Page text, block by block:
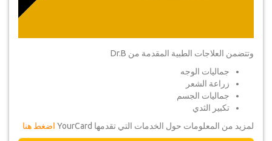
وتتضمن العلاجات الطبية المقدمة من Dr.B
جماليات الوجه
زراعة الشعر
جماليات الجسم
تكبير الثدي
لمزيد من المعلومات حول الخدمات التي تقدمها YourCard
اضغط هنا